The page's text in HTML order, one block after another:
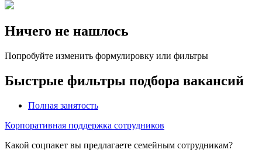
Ничего не нашлось
Попробуйте изменить формулировку или фильтры
Быстрые фильтры подбора вакансий
Полная занятость
Корпоративная поддержка сотрудников
Какой соцпакет вы предлагаете семейным сотрудникам?